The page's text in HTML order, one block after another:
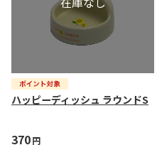
ハッピーディッシュ ラウンドS
370円